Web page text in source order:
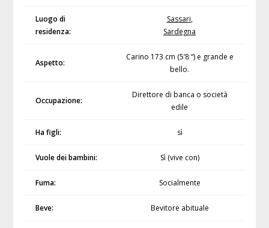
Luogo di
residenza:
Sassari,
Sardegna
Aspetto:
Carino 173 cm (5’8 “) e grande e
bello.
Occupazione:
Direttore di banca o società
edile
Ha figli: sì
Vuole dei bambini: Sì (vive con)
Fuma: Socialmente
Beve: Bevitore abituale